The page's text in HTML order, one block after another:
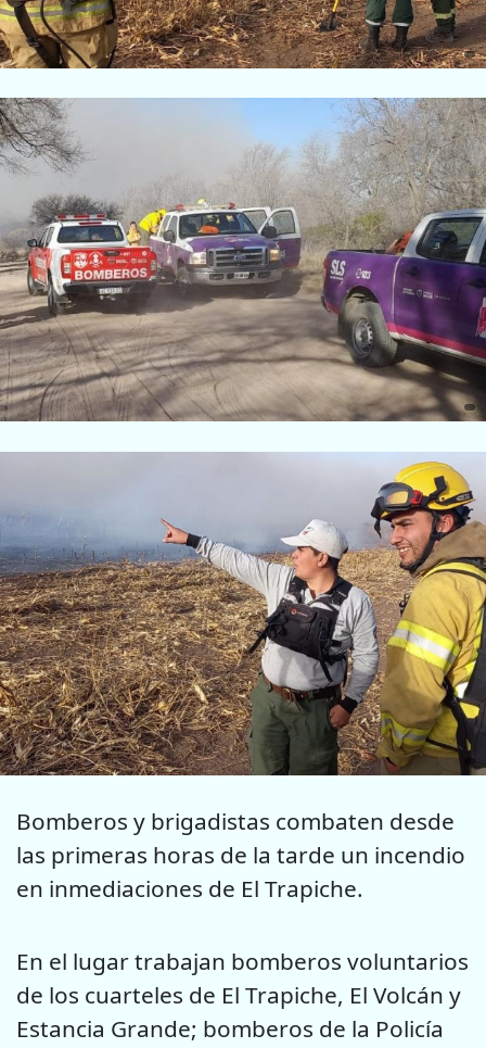
Bomberos y brigadistas combaten desde
las primeras horas de la tarde un incendio
en inmediaciones de El Trapiche.
En el lugar trabajan bomberos voluntarios
de los cuarteles de El Trapiche, El Volcán y
Estancia Grande; bomberos de la Policía